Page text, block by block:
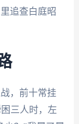
追查白庭昭
，前十常挂
三人时，左